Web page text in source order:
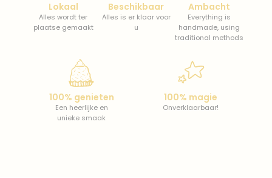
Lokaal
Alles wordt ter
plaatse gemaakt
Beschikbaar
Alles is er klaar voor
u
Ambacht
Everything is
handmade, using
traditional methods
100% genieten
Een heerlijke en
unieke smaak
100% magie
Onverklaarbaar!